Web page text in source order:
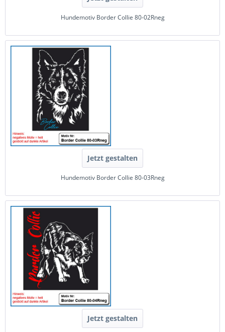
Hundemotiv Border Collie 80-02Rneg
Jetzt gestalten
Hundemotiv Border Collie 80-03Rneg
Jetzt gestalten